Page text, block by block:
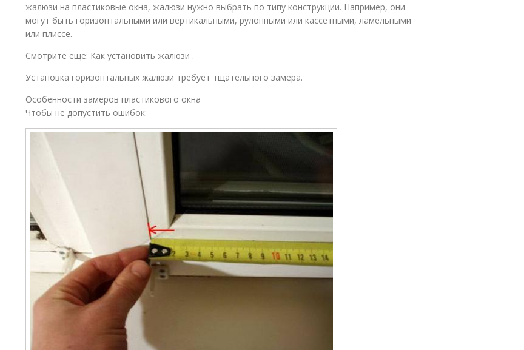
жалюзи на пластиковые окна, жалюзи нужно выбрать по типу конструкции. Например, они
могут быть горизонтальными или вертикальными, рулонными или кассетными, ламельными
или плиссе.
Смотрите еще: Как установить жалюзи .
Установка горизонтальных жалюзи требует тщательного замера.
Особенности замеров пластикового окна
Чтобы не допустить ошибок: